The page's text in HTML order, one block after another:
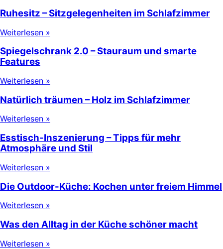
Ruhesitz – Sitzgelegenheiten im Schlafzimmer
Weiterlesen »
Spiegelschrank 2.0 – Stauraum und smarte
Features
Weiterlesen »
Natürlich träumen – Holz im Schlafzimmer
Weiterlesen »
Esstisch-Inszenierung – Tipps für mehr
Atmosphäre und Stil
Weiterlesen »
Die Outdoor-Küche: Kochen unter freiem Himmel
Weiterlesen »
Was den Alltag in der Küche schöner macht
Weiterlesen »